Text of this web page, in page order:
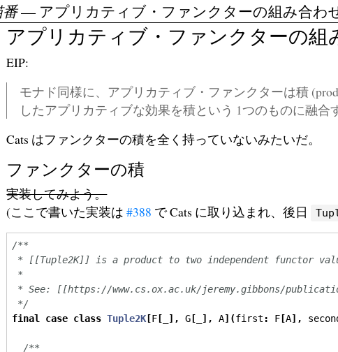
アプリカティブ・ファンクターの組
EIP:
モナド同様に、アプリカティブ・ファンクターは積
したアプリカティブな効果を積という 1つのものに融合
Cats はファンクターの積を全く持っていないみたいだ。
ファンクターの積
実装してみよう。
(ここで書いた実装は#388 で Cats に取り込まれ、後日
/**
* [[Tuple2K]] is a product to two independent functor
*
* See: [[https://www.cs.ox.ac.uk/jeremy.gibbons/
*/
final case class Tuple2K[F [ ], G [ ], A](first : F [A],
/**
— アプリカティブ・ファンクターの組み合わ